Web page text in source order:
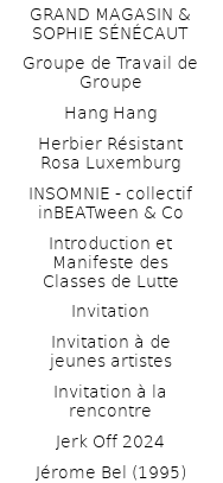
GRAND MAGASIN &
SOPHIE SÉNÉCAUT
Groupe de Travail de
Groupe
Hang Hang
Herbier Résistant
Rosa Luxemburg
INSOMNIE - collectif
inBEATween & Co
Introduction et
Manifeste des
Classes de Lutte
Invitation
Invitation à de
jeunes artistes
Invitation à la
rencontre
Jerk Off 2024
Jérome Bel (1995)